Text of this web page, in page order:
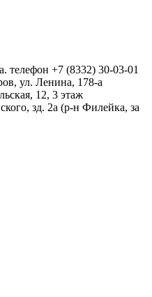
телефон +7 (8332) 30-03-01
ул. Ленина, 178-а
12, 3 этаж
зд. 2а (р-н Филейка, за